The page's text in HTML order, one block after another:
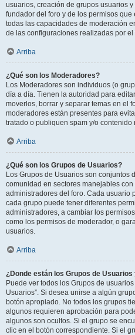
usuarios, creación de grupos usuarios
fundador del foro y de los permisos
todas las capacidades de moderación
de las configuraciones realizadas por
Arriba
¿Qué son los Moderadores?
Los Moderadores son individuos (o
día a día. Tienen la autoridad para
moverlos, borrar y separar temas en el
moderadores están presentes para
tratado o publiquen spam y/o contenido
Arriba
¿Qué son los Grupos de Usuarios?
Los Grupos de Usuarios son conjuntos
comunidad en sectores manejables
administradores del foro. Cada usuario
cada grupo puede tener diferentes
administradores, a cambiar los
como los permisos de moderador, o
usuarios.
Arriba
¿Donde están los Grupos de
Puede ver todos los Grupos de
Usuarios”. Si desea unirse a algún
botón apropiado. No todos los grupos
algunos requieren aprobación para
algunos son ocultos. Si el grupo se
clic en el botón correspondiente. Si el